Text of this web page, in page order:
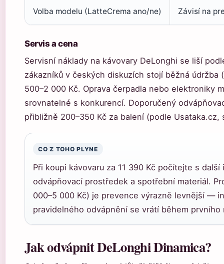
Volba modelu (LatteCrema ano/ne) Závisí na
Servis a cena
Servisní náklady na kávovary DeLonghi se liší
zákazníků v českých diskuzích stojí běžná
500–2 000 Kč. Oprava čerpadla nebo elektroniky
srovnatelné s konkurencí. Doporučený
přibližně 200–350 Kč za balení (podle
CO Z TOHO PLYNE
Při koupi kávovaru za 11 390 Kč počítejte s
odvápňovací prostředek a spotřební materiál.
000–5 000 Kč) je prevence výrazně levnější —
pravidelného odvápnění se vrátí během prvního
Jak odvápnit DeLonghi Dinamica?